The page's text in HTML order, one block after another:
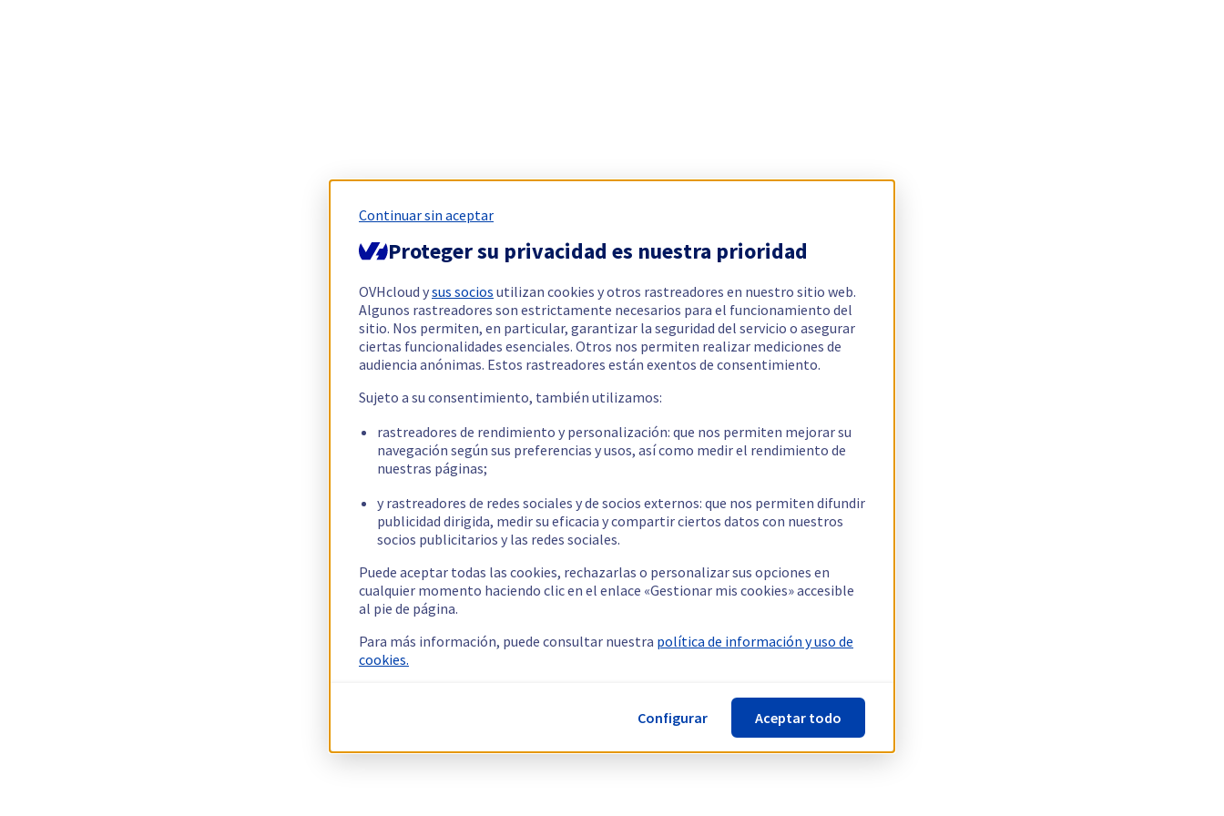
Continuar sin aceptar
Proteger su privacidad es nuestra prioridad
OVHcloud ysus socios utilizan cookies y otros rastreadores en nuestro sitio web.
Algunos rastreadores son estrictamente necesarios para el funcionamiento del
sitio. Nos permiten, en particular, garantizar la seguridad del servicio o asegurar
ciertas funcionalidades esenciales. Otros nos permiten realizar mediciones de
audiencia anónimas. Estos rastreadores están exentos de consentimiento.
Sujeto a su consentimiento, también utilizamos:
rastreadores de rendimiento y personalización: que nos permiten mejorar su
navegación según sus preferencias y usos, así como medir el rendimiento de
nuestras páginas;
y rastreadores de redes sociales y de socios externos: que nos permiten difundir
publicidad dirigida, medir su eficacia y compartir ciertos datos con nuestros
socios publicitarios y las redes sociales.
Puede aceptar todas las cookies, rechazarlas o personalizar sus opciones en
cualquier momento haciendo clic en el enlace «Gestionar mis cookies» accesible
al pie de página.
Para más información, puede consultar nuestra política de información y uso de
cookies.
Configurar Aceptar todo